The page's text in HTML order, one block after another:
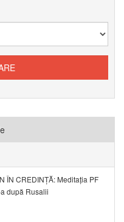
ÎN CREDINȚĂ: Meditația PF
după Rusalii